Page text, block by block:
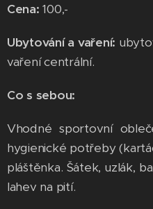
Cena:100,-
Ubytování a vaření:
vaření centrální.
Co s sebou:
Vhodné sportovní
hygienické potřeby
pláštěnka. Šátek, uzlák,
lahev na pití.